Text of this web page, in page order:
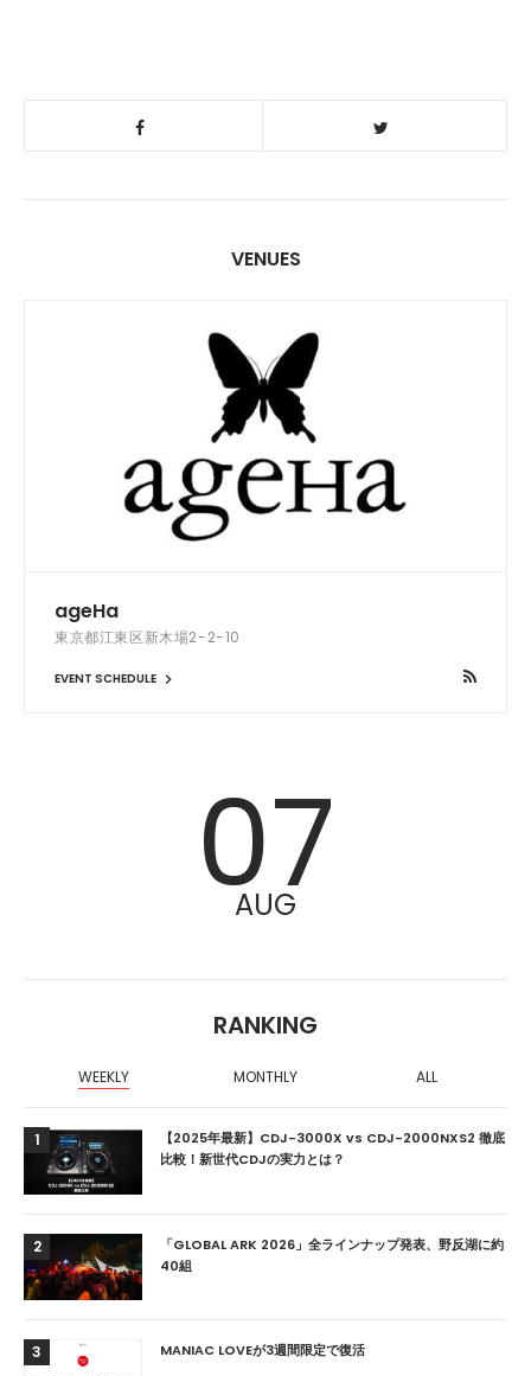
VENUES
ageHa
東京都江東区新木場2-2-10
EVENT SCHEDULE
07
AUG
RANKING
WEEKLY MONTHLY ALL
1
【2025年最新】CDJ-3000X vs CDJ-2000NXS2 徹底
比較！新世代CDJの実力とは？
2
「GLOBAL ARK 2026」全ラインナップ発表、野反湖に約
40組
3 MANIAC LOVEが3週間限定で復活